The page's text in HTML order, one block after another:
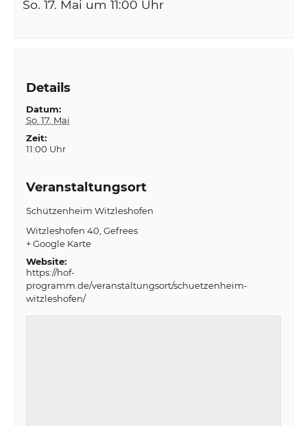
So. 17. Mai um 11:00 Uhr
Details
Datum:
So. 17. Mai
Zeit:
11:00 Uhr
Veranstaltungsort
Schützenheim Witzleshofen
Witzleshofen 40 Gefrees
+ Google Karte
Website:
https://hof-
programm.de/veranstaltungsort/schuetzenheim-
witzleshofen/